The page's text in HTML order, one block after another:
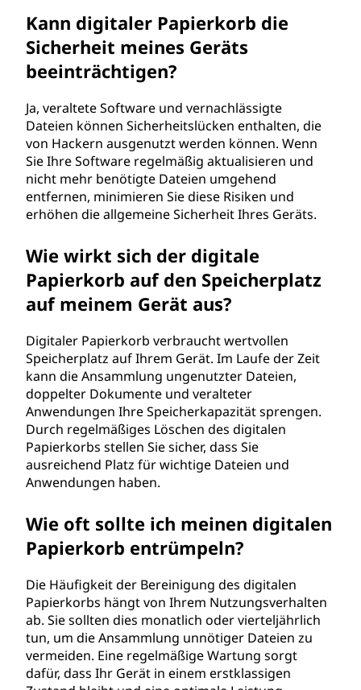
Kann digitaler Papierkorb die
Sicherheit meines Geräts
beeinträchtigen?
Ja, veraltete Software und vernachlässigte
Dateien können Sicherheitslücken enthalten, die
von Hackern ausgenutzt werden können. Wenn
Sie Ihre Software regelmäßig aktualisieren und
nicht mehr benötigte Dateien umgehend
entfernen, minimieren Sie diese Risiken und
erhöhen die allgemeine Sicherheit Ihres Geräts.
Wie wirkt sich der digitale
Papierkorb auf den Speicherplatz
auf meinem Gerät aus?
Digitaler Papierkorb verbraucht wertvollen
Speicherplatz auf Ihrem Gerät. Im Laufe der Zeit
kann die Ansammlung ungenutzter Dateien,
doppelter Dokumente und veralteter
Anwendungen Ihre Speicherkapazität sprengen.
Durch regelmäßiges Löschen des digitalen
Papierkorbs stellen Sie sicher, dass Sie
ausreichend Platz für wichtige Dateien und
Anwendungen haben.
Wie oft sollte ich meinen digitalen
Papierkorb entrümpeln?
Die Häufigkeit der Bereinigung des digitalen
Papierkorbs hängt von Ihrem Nutzungsverhalten
ab. Sie sollten dies monatlich oder vierteljährlich
tun, um die Ansammlung unnötiger Dateien zu
vermeiden. Eine regelmäßige Wartung sorgt
dafür, dass Ihr Gerät in einem erstklassigen